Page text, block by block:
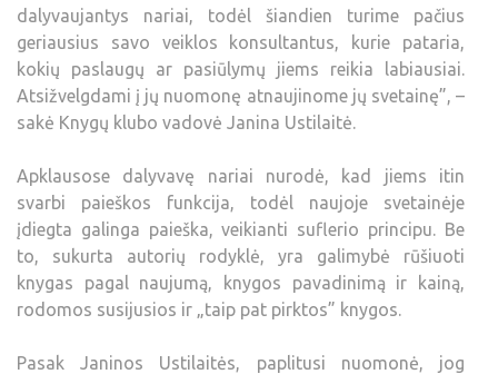
dalyvaujantys nariai, todėl šiandien turime pačius
geriausius savo veiklos konsultantus, kurie pataria,
kokių paslaugų ar pasiūlymų jiems reikia labiausiai.
Atsižvelgdami į jų nuomonę atnaujinome jų svetainę”, –
sakė Knygų klubo vadovė Janina Ustilaitė.
Apklausose dalyvavę nariai nurodė, kad jiems itin
svarbi paieškos funkcija, todėl naujoje svetainėje
įdiegta galinga paieška, veikianti suflerio principu. Be
to, sukurta autorių rodyklė, yra galimybė rūšiuoti
knygas pagal naujumą, knygos pavadinimą ir kainą,
rodomos susijusios ir „taip pat pirktos” knygos.
Pasak Janinos Ustilaitės, paplitusi nuomonė, jog